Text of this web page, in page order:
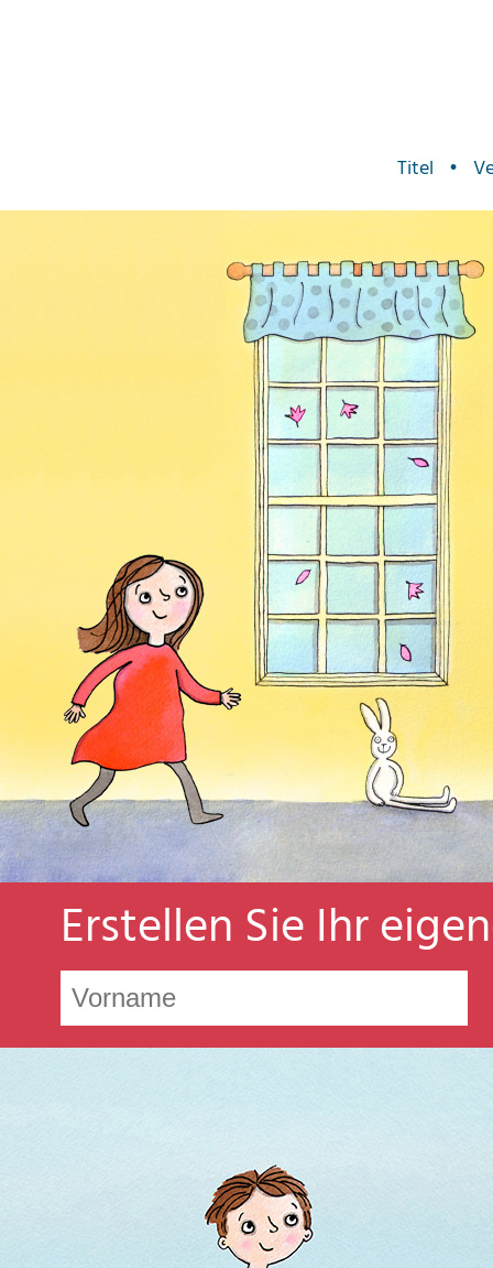
Titel •
Erstellen Sie Ihr